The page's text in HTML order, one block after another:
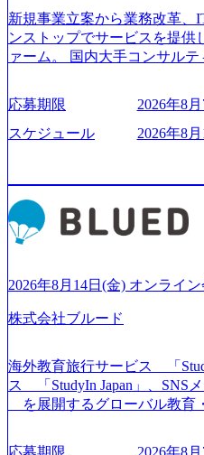
新規事業立案から業務改革、
ンストップでサービスを提供
ァーム。 国内大手コンサル
もっと自由に誠実に提案でき
張って会社が好きだと言える
たい」という想いで会社を設
社出身者など、様々な経歴の
すく魅力的な環境が整ってい
ら「働きがいのある会社」に
出されている。 残業時間は平
や各種プロジェクトマネジメ
をデザインする」というビジ
いることは何かを追究し、本
の736名（2024年1月）に到
のスピードを上げている。 人
る唯一無二のコンサルティン
サンド 執行役員新山氏、庄司
応募期限
2026年8
スケジュール
2026年8
2026年8月14日(金) オンライ
株式会社ブルード
海外教育旅行サービス 「
ス 「StudyIn Japan」、SNS
を展開するグローバル教育
育支援サービスを提供している 動画メディア事業を基